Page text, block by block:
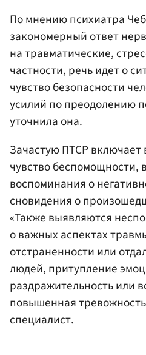
По мнению психиатра
закономерный ответ
на травматические,
частности, речь идет о
чувство безопасности
усилий по преодолению
уточнила она.
Зачастую ПТСР включает
чувство
воспоминания о
сновидения о
«Также выявляются
о важных аспектах
отстраненности или
людей, притупление
раздражительность или
повышенная
специалист.